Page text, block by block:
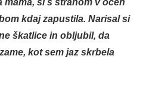
si s strahom v očeh
kdaj zapustila. Narisal si
škatlice in obljubil, da
kot sem jaz skrbela